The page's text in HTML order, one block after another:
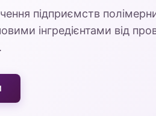
підприємств
інгредієнтами від